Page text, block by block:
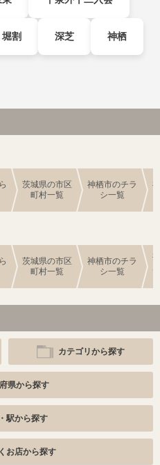
堀割 深芝 神栖
茨城県の市区
町村一覧
神栖市のチラ
シ一覧
茨城県の市区
町村一覧
神栖市のチラ
シ一覧
カテゴリから探す
県から探す
駅から探す
お店から探す